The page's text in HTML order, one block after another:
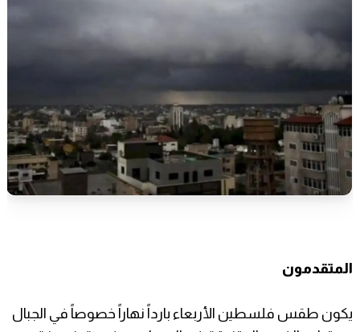
المتقدمون
يكون طقس فلسطين الأربعاء بارداً نهاراً خصوصاً في الجبال